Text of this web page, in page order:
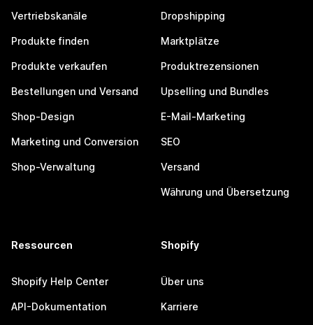
Vertriebskanäle
Produkte finden
Produkte verkaufen
Bestellungen und Versand
Shop-Design
Marketing und Conversion
Shop-Verwaltung
Dropshipping
Marktplätze
Produktrezensionen
Upselling und Bundles
E-Mail-Marketing
SEO
Versand
Währung und Übersetzung
Ressourcen
Shopify Help Center
API-Dokumentation
Shopify
Über uns
Karriere